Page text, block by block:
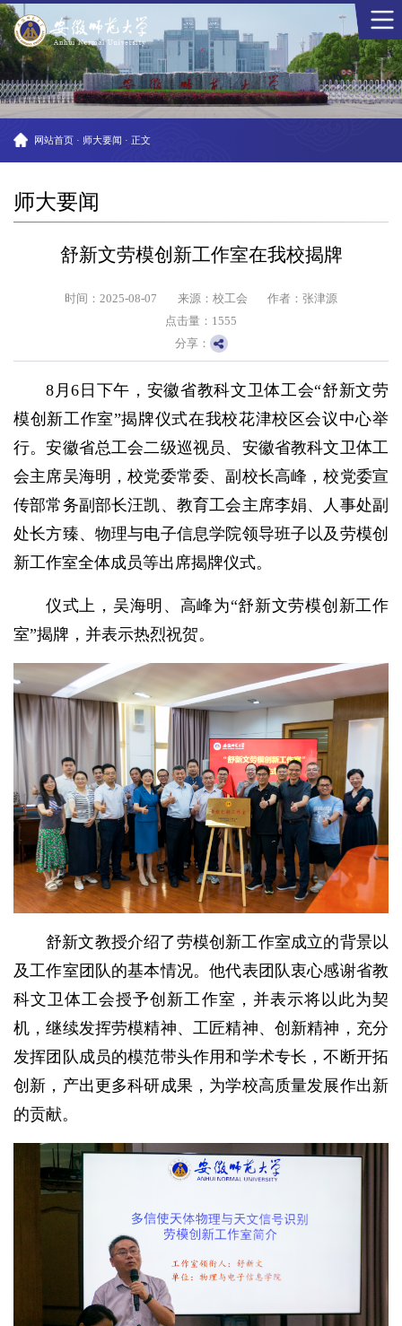
网站首页 · 师大要闻 · 正文
师大要闻
舒新文劳模创新工作室在我校揭牌
时间：2025-08-07 来源：校工会
作者：张津源
点击量： 1555
分享：
8月6日下午，安徽省教科文卫体工会“舒新文劳
模创新工作室”揭牌仪式在我校花津校区会议中心举
行。安徽省总工会二级巡视员、安徽省教科文卫体工
会主席吴海明，校党委常委、副校长高峰，校党委宣
传部常务副部长汪凯、教育工会主席李娟、人事处副
处长方臻、物理与电子信息学院领导班子以及劳模创
新工作室全体成员等出席揭牌仪式。
仪式上，吴海明、高峰为“舒新文劳模创新工作
室”揭牌，并表示热烈祝贺。
舒新文教授介绍了劳模创新工作室成立的背景以
及工作室团队的基本情况。他代表团队衷心感谢省教
科文卫体工会授予创新工作室，并表示将以此为契
机，继续发挥劳模精神、工匠精神、创新精神，充分
发挥团队成员的模范带头作用和学术专长，不断开拓
创新，产出更多科研成果，为学校高质量发展作出新
的贡献。